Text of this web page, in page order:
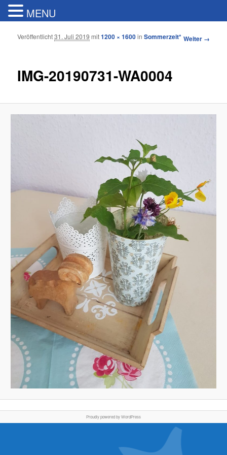
Bilder-
Weiter →
IMG-20190731-WA0004
Veröffentlicht31. Juli 2019 mit1200 × 1600inSommerzeit*
Proudly powered by WordPress
MENU